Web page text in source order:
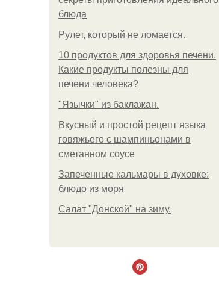
блюда
Рулет, который не ломается.
10 продуктов для здоровья печени.
Какие продукты полезны для
печени человека?
"Язычки" из баклажан.
Вкусный и простой рецепт языка
говяжьего с шампиньонами в
сметанном соусе
Запеченные кальмары в духовке:
блюдо из моря
Салат "Донской" на зиму.